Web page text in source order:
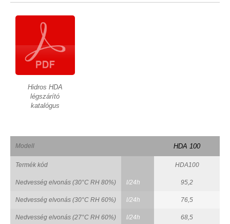
Hidros HDA
légszárító
katalógus
Modell HDA 100
Termék kód HDA100
Nedvesség elvonás (30°C RH 80%) l/24h 95,2
Nedvesség elvonás (30°C RH 60%) l/24h 76,5
Nedvesség elvonás (27°C RH 60%) l/24h 68,5